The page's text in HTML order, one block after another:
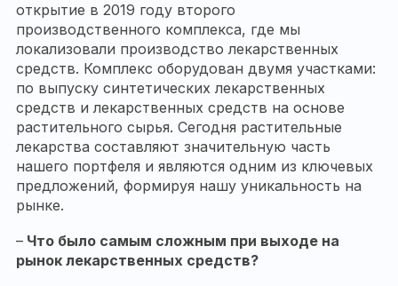
открытие в 2019 году второго
производственного комплекса, где мы
локализовали производство лекарственных
средств. Комплекс оборудован двумя участками:
по выпуску синтетических лекарственных
средств и лекарственных средств на основе
растительного сырья. Сегодня растительные
лекарства составляют значительную часть
нашего портфеля и являются одним из ключевых
предложений, формируя нашу уникальность на
рынке.
– Что было самым сложным при выходе на
рынок лекарственных средств?